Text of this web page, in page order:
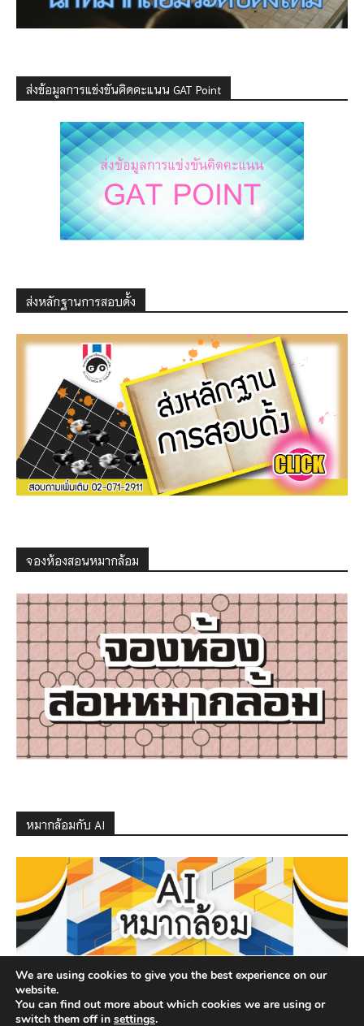
ส่งข้อมูลการแข่งขันคิดคะแนน GAT Point
ส่งหลักฐานการสอบดั้ง
จองห้องสอนหมากล้อม
หมากล้อมกับ AI
We are using cookies to give you the best experience on our
website.
You can find out more about which cookies we are using or
switch them off in settings.